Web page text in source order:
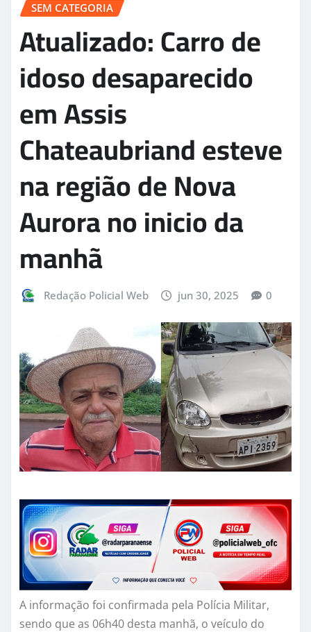
SEM CATEGORIA
Atualizado: Carro de
idoso desaparecido
em Assis
Chateaubriand esteve
na região de Nova
Aurora no inicio da
manhã
Redação Policial Web jun 30, 2025 0
A informação foi confirmada pela Polícia Militar,
sendo que as 06h40 desta manhã, o veículo do